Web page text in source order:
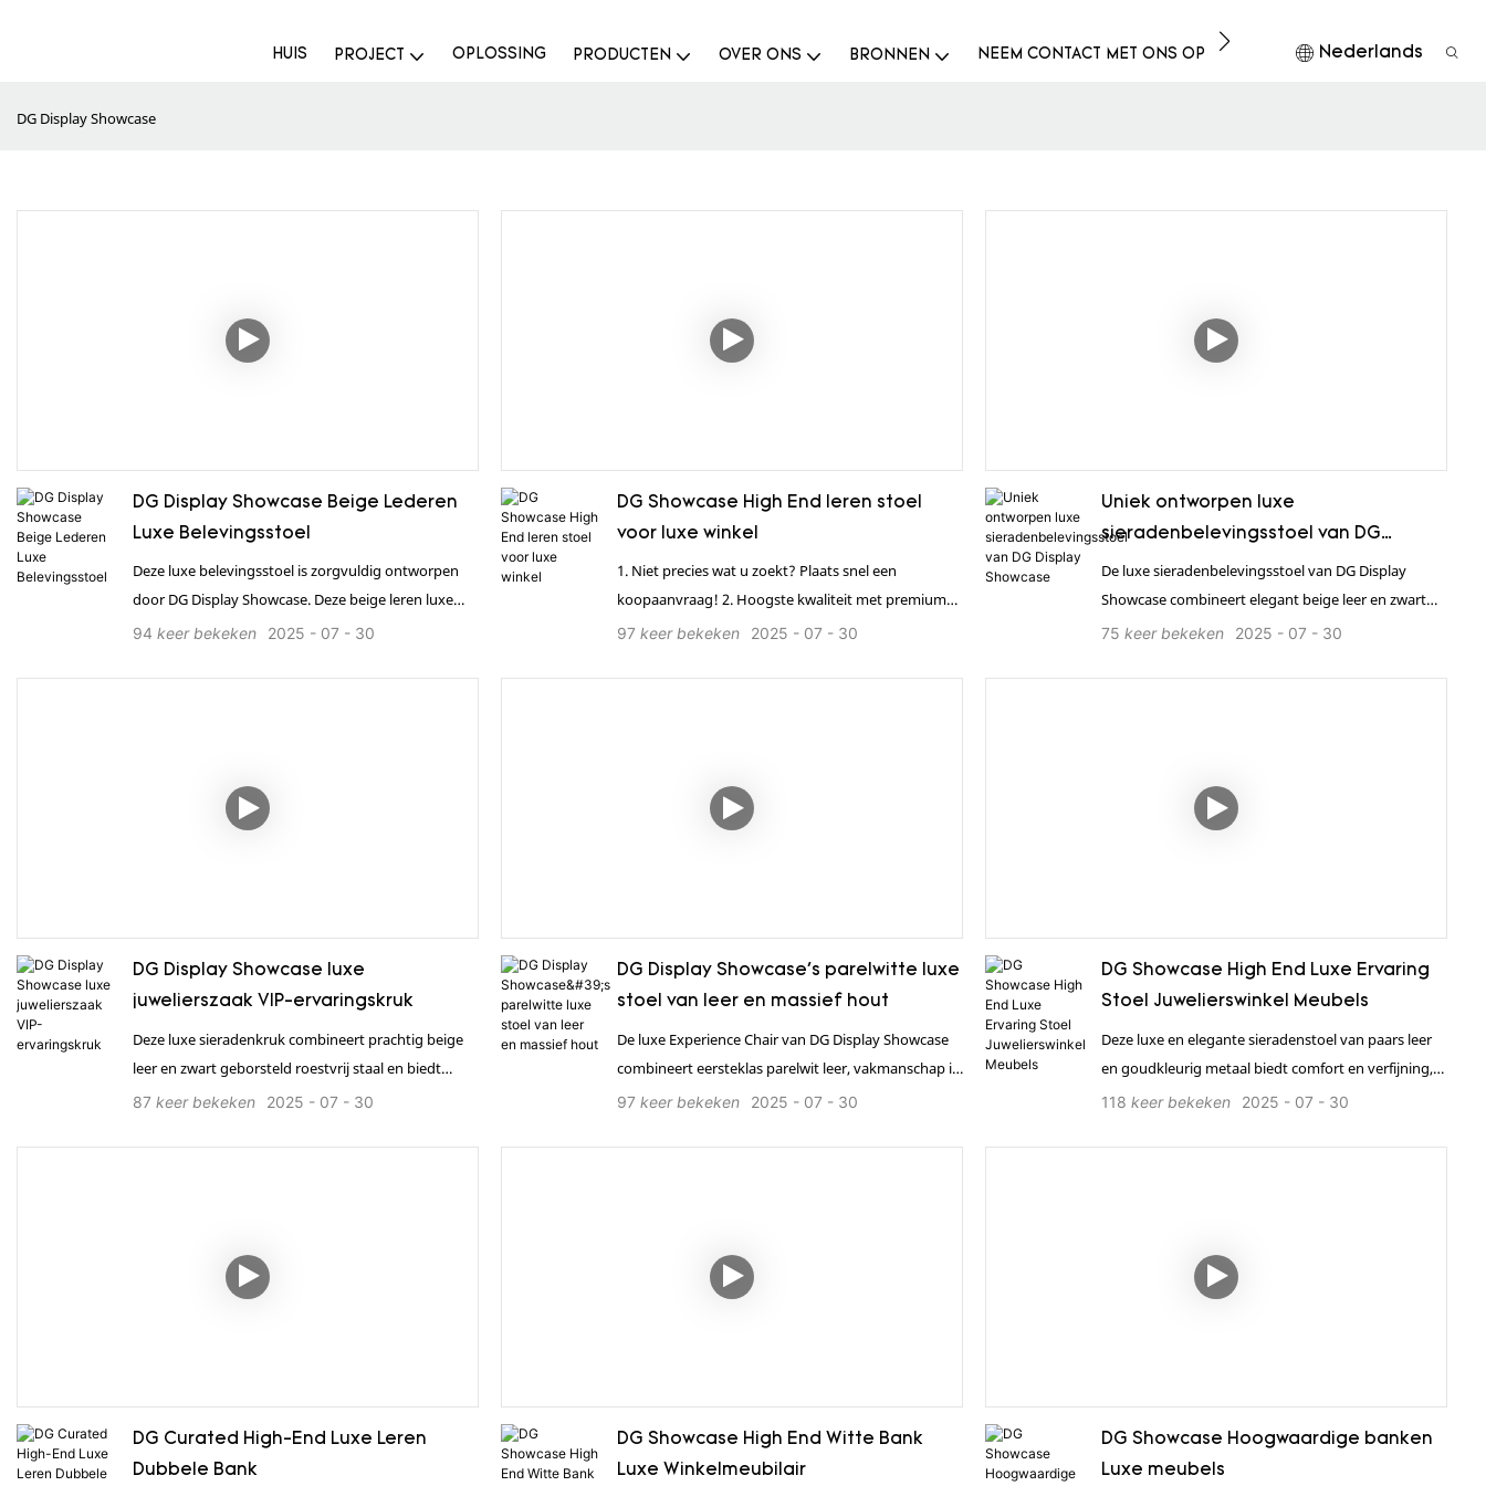
HUIS PROJECT OPLOSSING PRODUCTEN OVER ONS BRONNEN NEEM CONTACT MET ONS OP DOWNLOADNederlands
DG Display Showcase
DG Display Showcase Beige Lederen
Luxe Belevingsstoel
Deze luxe belevingsstoel is zorgvuldig ontworpen
door DG Display Showcase. Deze beige leren luxe
belevingsstoel combineert moderne elegantie met
kwaliteitsborging. 4. Beschikt over internationale
kwaliteitscertificeringen zoals ISO en TÜV. 5. Snelle
2025 07 30
94 keer bekeken
DG Showcase High End leren stoel
voor luxe winkel
1. Niet precies wat u zoekt? Plaats snel een
koopaanvraag! 2. Hoogste kwaliteit met premium
materialen. 3. Directe fabrieksprijs, bespaar tot 65%.
2025 07 30
97 keer bekeken
Uniek ontworpen luxe
sieradenbelevingsstoel van DG
Display Showcase
De luxe sieradenbelevingsstoel van DG Display
Showcase combineert elegant beige leer en zwart
geborsteld roestvrij staal en biedt ongeëvenaard
kwaliteitsborging 4. Beschikt over internationale
kwaliteitscertificeringen zoals ISO en TÜV e.d. 5.
2025 07 30
75 keer bekeken
DG Display Showcase luxe
juwelierszaak VIP-ervaringskruk
Deze luxe sieradenkruk combineert prachtig beige
leer en zwart geborsteld roestvrij staal en biedt
ongeëvenaard comfort en stijl. Een onmisbare
complete totaaloplossing voor uw winkel. 2.
kwaliteitscertificeringen zoals ISO en TÜV. 5. Snelle
levering en professioneel transport. 6. Installatie op
2025 07 30
87 keer bekeken
DG Display Showcase's parelwitte luxe
stoel van leer en massief hout
De luxe Experience Chair van DG Display Showcase
combineert eersteklas parelwit leer, vakmanschap in
massief hout en modern design. Dit biedt zowel
hoogwaardige smaak voor elke ruimte. 1. Biedt een
kwaliteitsborging 4. Beschikt over internationale
kwaliteitscertificeringen zoals ISO en TÜV e.d. 5.
2025 07 30
97 keer bekeken
DG Showcase High End Luxe Ervaring
Stoel Juwelierswinkel Meubels
Deze luxe en elegante sieradenstoel van paars leer
en goudkleurig metaal biedt comfort en verfijning,
waardoor hij perfect is voor diverse luxe
Showcase voor meer informatie. 1. Biedt een
kwaliteitsborging. 4. Beschikt over internationale
kwaliteitscertificeringen zoals ISO en TÜV. 5. Snelle
2025 07 30
118 keer bekeken
DG Curated High-End Luxe Leren
Dubbele Bank
DG Showcase High End Witte Bank
Luxe Winkelmeubilair
DG Showcase Hoogwaardige banken
Luxe meubels